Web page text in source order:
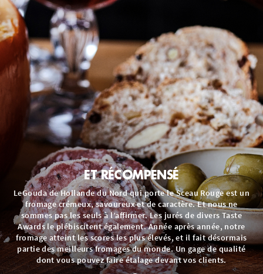
ET RÉCOMPENSÉ
LeGouda de Hollande du Nord qui porte le Sceau Rouge est un
fromage crémeux, savoureux et de caractère. Et nous ne
sommes pas les seuls à l’affirmer. Les jurés de divers Taste
Awards le plébiscitent également. Année après année, notre
fromage atteint les scores les plus élevés, et il fait désormais
partie des meilleurs fromages du monde. Un gage de qualité
dont vous pouvez faire étalage devant vos clients.